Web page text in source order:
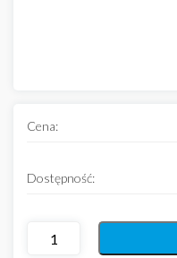
Cena:
Dostępność: